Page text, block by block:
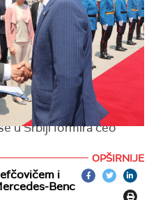
posete Srbiji sa
o evropskom
razvoju naše
i potpisivanju
između EU i Srbije
o održivim sirovinama i
u Srbiji formira ceo
OPŠIRNIJE
i
Benc